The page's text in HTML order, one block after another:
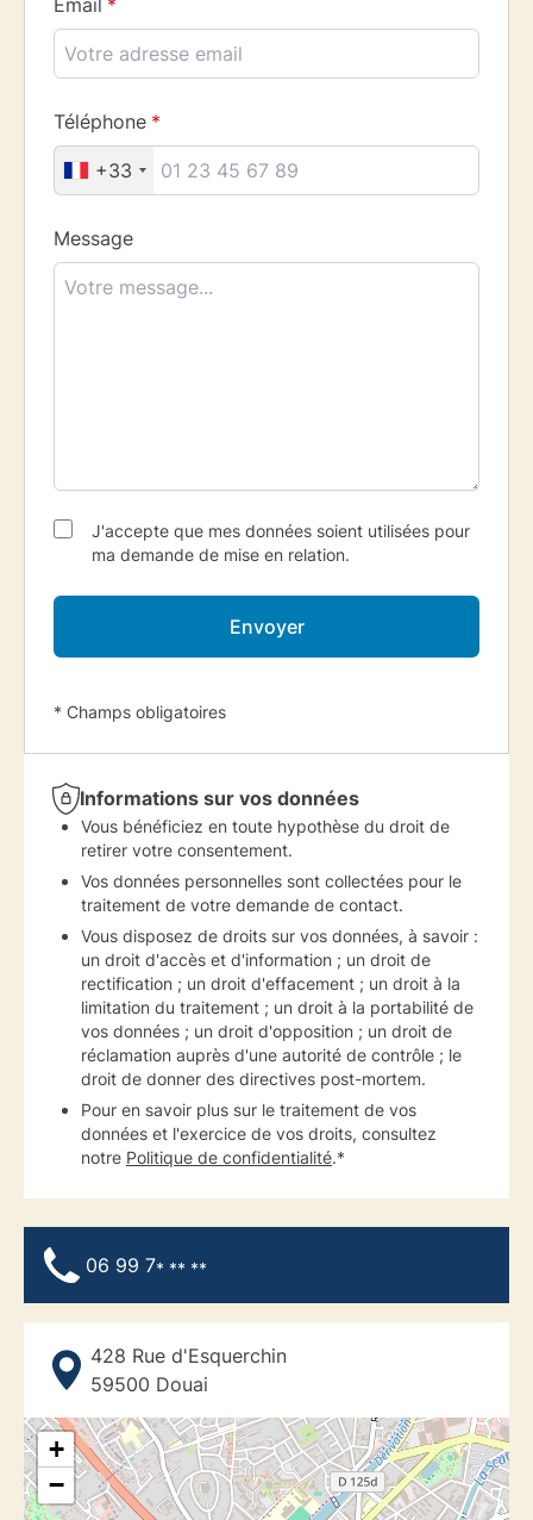
Téléphone
+33
Message
J'accepte que mes données soient utilisées pour
ma demande de mise en relation.
Envoyer
* Champs obligatoires
Informations sur vos données
Vous bénéficiez en toute hypothèse du droit de
retirer votre consentement.
Vos données personnelles sont collectées pour le
traitement de votre demande de contact.
Vous disposez de droits sur vos données, à savoir :
un droit d'accès et d'information ; un droit de
rectification ; un droit d'effacement ; un droit à la
limitation du traitement ; un droit à la portabilité de
vos données ; un droit d'opposition ; un droit de
réclamation auprès d'une autorité de contrôle ; le
droit de donner des directives post-mortem.
Pour en savoir plus sur le traitement de vos
données et l'exercice de vos droits, consultez
notre Politique de confidentialité.*
06 99 7* ** **
428 Rue d'Esquerchin
59500 Douai
+
−